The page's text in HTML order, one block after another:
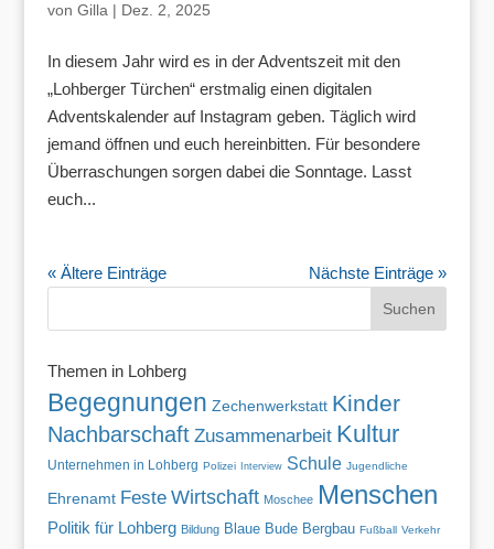
von Gilla | Dez. 2, 2025
In diesem Jahr wird es in der Adventszeit mit den
„Lohberger Türchen“ erstmalig einen digitalen
Adventskalender auf Instagram geben. Täglich wird
jemand öffnen und euch hereinbitten. Für besondere
Überraschungen sorgen dabei die Sonntage. Lasst
euch...
« Ältere Einträge Nächste Einträge »
Themen in Lohberg
Begegnungen Zechenwerkstatt Kinder
Nachbarschaft Zusammenarbeit Kultur
Unternehmen in Lohberg Polizei Interview Schule Jugendliche
Ehrenamt Feste Wirtschaft Moschee Menschen
Politik für Lohberg Bildung Blaue Bude Bergbau Fußball Verkehr